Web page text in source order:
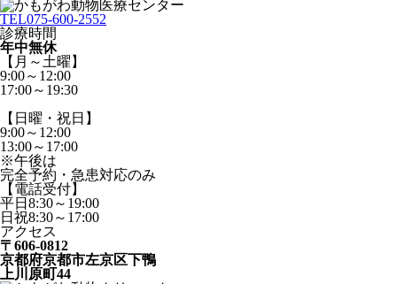
TEL075-600-2552
診療時間
年中無休
【月～土曜】
9:00～12:00
17:00～19:30
【日曜・祝日】
9:00～12:00
13:00～17:00
※午後は
完全予約・急患対応のみ
【電話受付】
平日8:30～19:00
日祝8:30～17:00
アクセス
〒606-0812
京都府京都市左京区下鴨
上川原町44